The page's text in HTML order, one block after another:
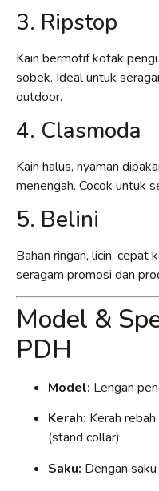
3. Ripstop
Kain bermotif kotak
sobek. Ideal untuk
outdoor.
4. Clasmoda
Kain halus, nyaman
menengah. Cocok untuk
5. Belini
Bahan ringan, licin, cepat
seragam promosi dan
Model &
PDH
Model: Lengan
Kerah: Kerah
(stand collar)
Saku: Dengan